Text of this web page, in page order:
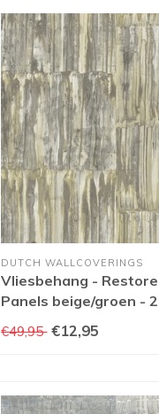
DUTCH WALLCOVERINGS
Vliesbehang -
Panels beige/groen -
€49,95 €12,95